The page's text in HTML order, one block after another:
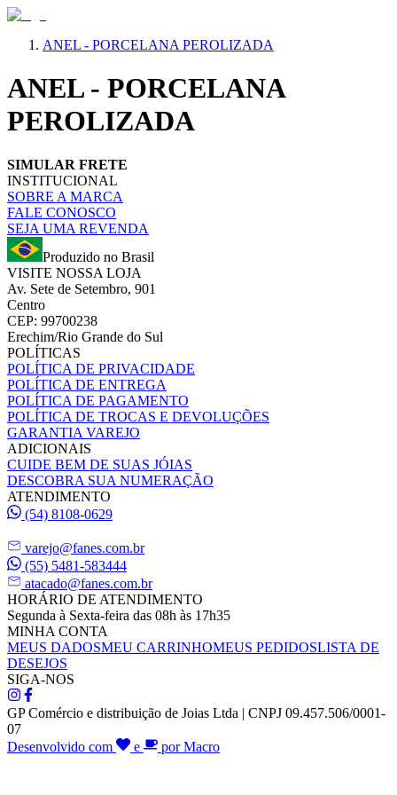
ANEL - PORCELANA PEROLIZADA
ANEL - PORCELANA
PEROLIZADA
SIMULAR FRETE
INSTITUCIONAL
SOBRE A MARCA
FALE CONOSCO
SEJA UMA REVENDA
Produzido no Brasil
VISITE NOSSA LOJA
Av. Sete de Setembro, 901
Centro
CEP: 99700238
Erechim/Rio Grande do Sul
POLÍTICAS
POLÍTICA DE PRIVACIDADE
POLÍTICA DE ENTREGA
POLÍTICA DE PAGAMENTO
POLÍTICA DE TROCAS E DEVOLUÇÕES
GARANTIA VAREJO
ADICIONAIS
CUIDE BEM DE SUAS JÓIAS
DESCOBRA SUA NUMERAÇÃO
ATENDIMENTO
(54) 8108-0629
varejo@fanes.com.br
(55) 5481-583444
atacado@fanes.com.br
HORÁRIO DE ATENDIMENTO
Segunda à Sexta-feira das 08h às 17h35
MINHA CONTA
MEUS DADOSMEU CARRINHOMEUS PEDIDOSLISTA DE
DESEJOS
SIGA-NOS
GP Comércio e distribuição de Joias Ltda | CNPJ 09.457.506/0001-
07
Desenvolvido com
e por Macro